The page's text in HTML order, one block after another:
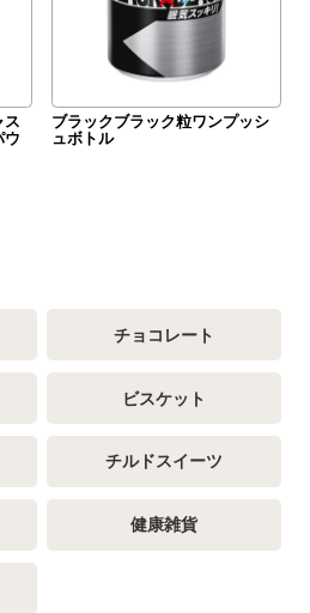
ス
ウ
ブラックブラック粒ワンプッシ
ュボトル
チョコレート
ビスケット
チルドスイーツ
健康雑貨